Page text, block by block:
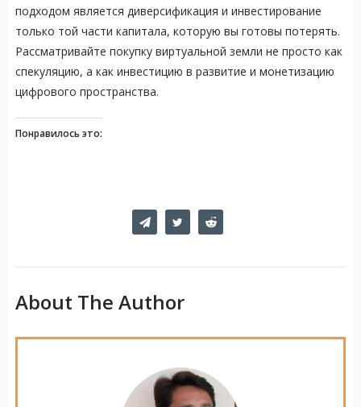
подходом является диверсификация и инвестирование
только той части капитала, которую вы готовы потерять.
Рассматривайте покупку виртуальной земли не просто как
спекуляцию, а как инвестицию в развитие и монетизацию
цифрового пространства.
Понравилось это:
About The Author